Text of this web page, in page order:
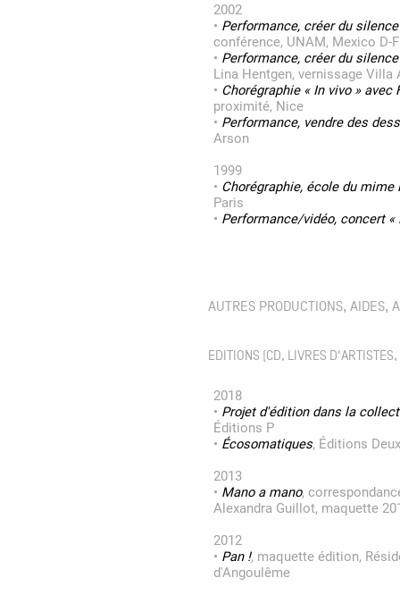
2002
• Performance, créer du
conférence, UNAM, Mexico D-F
• Performance, créer du
Lina Hentgen, vernissage Villa
• Chorégraphie « In vivo » avec
proximité, Nice
• Performance, vendre des
Arson
1999
• Chorégraphie, école du mime
Paris
• Performance/vidéo, concert «
AUTRES PRODUCTIONS, AIDES,
EDITIONS (CD, LIVRES
2018
• Projet d'édition dans la
Éditions P
• Écosomatiques, Éditions
2013
• Mano a mano,
Alexandra Guillot, maquette
2012
• Pan !, maquette édition,
d'Angoulême